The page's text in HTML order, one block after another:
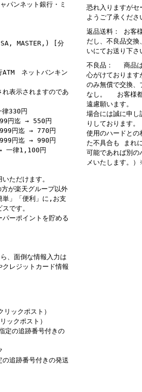
パンネット銀行・ミ
MASTER,) [分
ATM ネットバンキン
表示されますのであ
330円
円迄 → 550円
円迄 → 770円
円迄 → 990円
一律1,100円
ただけます。
が楽天グループ以外
単」「便利」に,お支
です。
パーポイントを貯める
、面倒な情報入力は
レジットカード情報
ックポスト）
クポスト）
の追跡番号付きの
の追跡番号付きの発送
恐れ入りますがセ
ようご了承くださ
返品送料： お客
だし、不良品交
いにてお送り下さ
不良品： 商品は
心がけております
のみ無償で交換、
なし。 お客様都
遠慮願います。
場合には誠に申し
りしております
使用のハードとの
た不具合も まれ
可能であれば別の
メいたします。